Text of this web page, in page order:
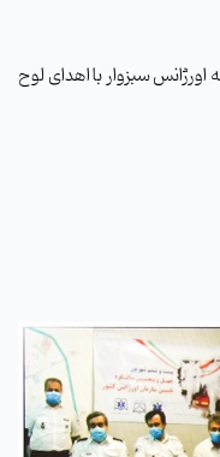
اورژانس سبزوار با اهدای لوح